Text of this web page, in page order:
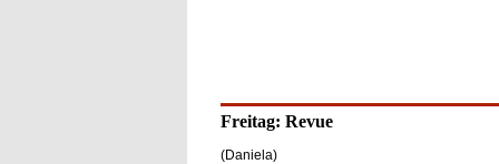
Freitag: Revue
(Daniela)